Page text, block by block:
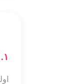
۱. آستین کنترل کننده انگشت